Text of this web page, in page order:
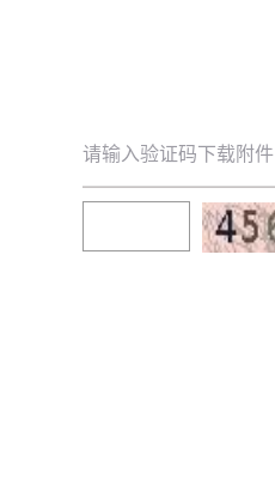
请输入验证码下载附件